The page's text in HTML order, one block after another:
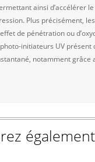
ainsi d’accélérer
Plus précisément,
de pénétration ou
initiateurs UV présent
notamment grâce
également